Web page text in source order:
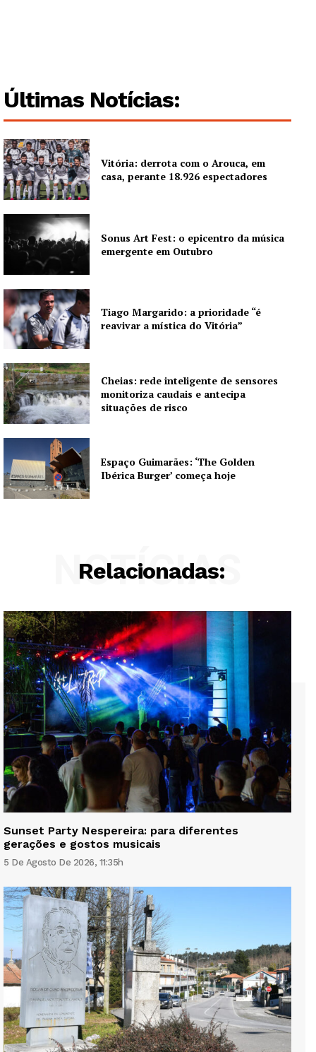
Guimarães, agora!
Institucional
Artigos
Edição Digital
Europa
Grande Entrevista
Publicidade
Quero ser Assinante
Últimas Notícias:
Vitória: derrota com o Arouca, em
casa, perante 18.926 espectadores
Sonus Art Fest: o epicentro da música
emergente em Outubro
Tiago Margarido: a prioridade “é
reavivar a mística do Vitória”
Cheias: rede inteligente de sensores
monitoriza caudais e antecipa
situações de risco
Espaço Guimarães: ‘The Golden
Ibérica Burger’ começa hoje
Relacionadas:
NOTÍCIAS
Sunset Party Nespereira: para diferentes
gerações e gostos musicais
5 De Agosto De 2026, 11:35h